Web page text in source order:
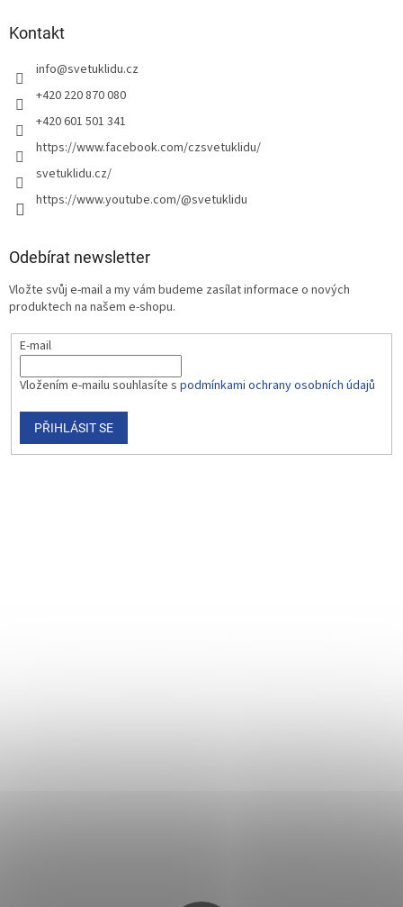
Kontakt
info@svetuklidu.cz
+420 220 870 080
+420 601 501 341
https://www.facebook.com/czsvetuklidu/
svetuklidu.cz/
https://www.youtube.com/@svetuklidu
Odebírat newsletter
Vložte svůj e-mail a my vám budeme zasílat informace o nových
produktech na našem e-shopu.
E-mail
Vložením e-mailu souhlasíte s podmínkami ochrany osobních údajů
PŘIHLÁSIT SE